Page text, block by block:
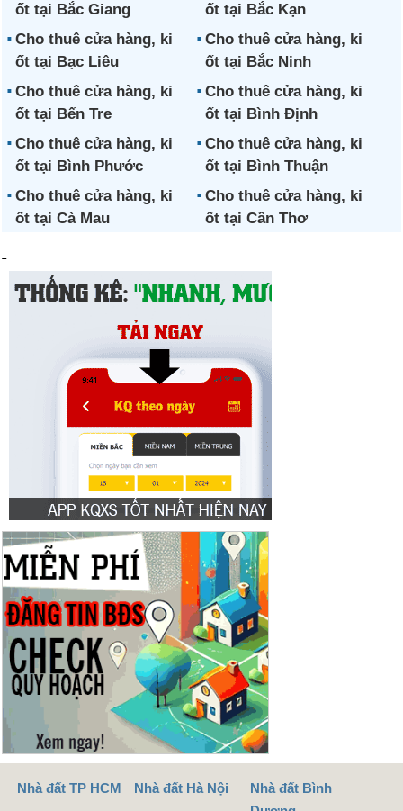
ốt tại Bắc Giang
ốt tại Bắc Kạn
Cho thuê cửa hàng, ki
ốt tại Bạc Liêu
Cho thuê cửa hàng, ki
ốt tại Bắc Ninh
Cho thuê cửa hàng, ki
ốt tại Bến Tre
Cho thuê cửa hàng, ki
ốt tại Bình Định
Cho thuê cửa hàng, ki
ốt tại Bình Phước
Cho thuê cửa hàng, ki
ốt tại Bình Thuận
Cho thuê cửa hàng, ki
ốt tại Cà Mau
Cho thuê cửa hàng, ki
ốt tại Cần Thơ
Nhà đất TP HCM Nhà đất Hà Nội
Nhà đất Bình